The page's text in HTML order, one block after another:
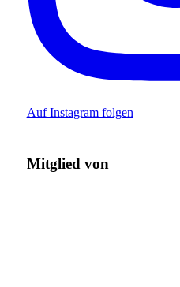
Auf Instagram folgen
Mitglied von